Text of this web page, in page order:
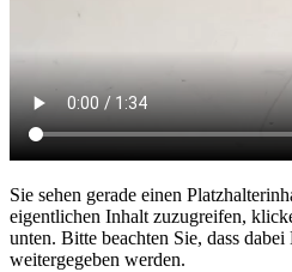
Sie sehen gerade einen
eigentlichen Inhalt zuzugreifen,
unten. Bitte beachten Sie, dass
weitergegeben werden.